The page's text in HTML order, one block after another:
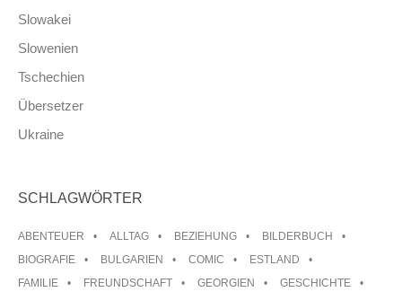
Slowakei
Slowenien
Tschechien
Übersetzer
Ukraine
SCHLAGWÖRTER
ABENTEUER ALLTAG BEZIEHUNG
BILDERBUCH
BIOGRAFIE
BULGARIEN COMIC
ESTLAND
FAMILIE
FREUNDSCHAFT GEORGIEN
GESCHICHTE